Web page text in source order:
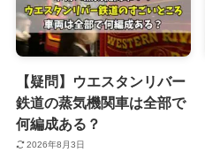
【疑問】ウエスタンリバー
鉄道の蒸気機関車は全部で
何編成ある？
2026年8月3日